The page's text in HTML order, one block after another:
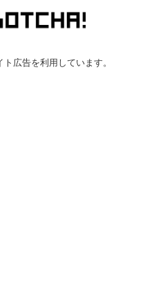
広告を利用しています。